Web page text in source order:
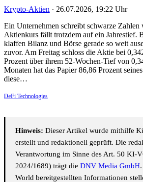
Krypto-Aktien · 26.07.2026, 19:22 Uhr
Ein Unternehmen schreibt schwarze
Aktienkurs fällt trotzdem auf ein Jahrestief.
klaffen Bilanz und Börse gerade so weit
zuvor. Am Freitag schloss die Aktie bei
Prozent über ihrem 52-Wochen-Tief von
Monaten hat das Papier 86,86 Prozent
diese…
DeFi Technologies
Hinweis: Dieser Artikel wurde mithilfe
erstellt und redaktionell geprüft. Die
Verantwortung im Sinne des Art. 50 KI-
2024/1689) trägt die DNV Media GmbH
World bereitgestellten Informationen